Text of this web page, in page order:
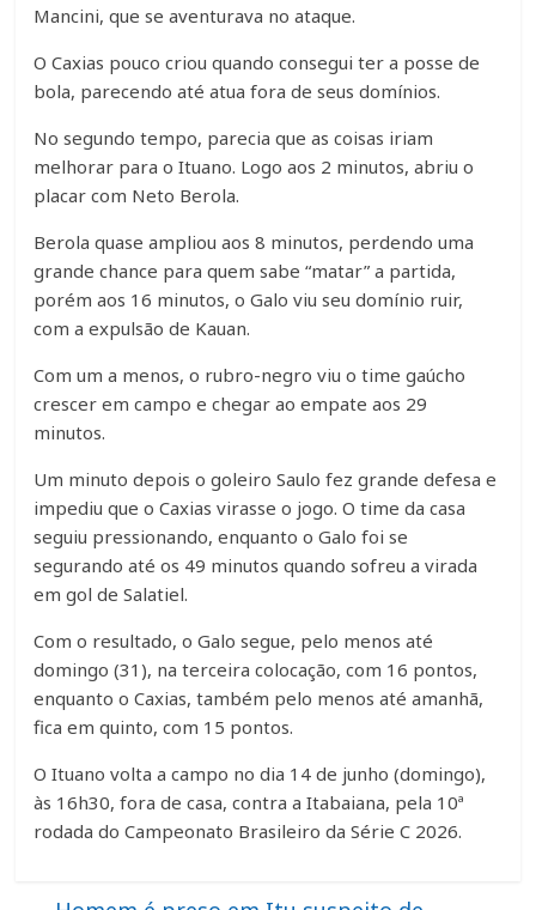
Mancini, que se aventurava no ataque.
O Caxias pouco criou quando consegui ter a posse de
bola, parecendo até atua fora de seus domínios.
No segundo tempo, parecia que as coisas iriam
melhorar para o Ituano. Logo aos 2 minutos, abriu o
placar com Neto Berola.
Berola quase ampliou aos 8 minutos, perdendo uma
grande chance para quem sabe “matar” a partida,
porém aos 16 minutos, o Galo viu seu domínio ruir,
com a expulsão de Kauan.
Com um a menos, o rubro-negro viu o time gaúcho
crescer em campo e chegar ao empate aos 29
minutos.
Um minuto depois o goleiro Saulo fez grande defesa e
impediu que o Caxias virasse o jogo. O time da casa
seguiu pressionando, enquanto o Galo foi se
segurando até os 49 minutos quando sofreu a virada
em gol de Salatiel.
Com o resultado, o Galo segue, pelo menos até
domingo (31), na terceira colocação, com 16 pontos,
enquanto o Caxias, também pelo menos até amanhã,
fica em quinto, com 15 pontos.
O Ituano volta a campo no dia 14 de junho (domingo),
às 16h30, fora de casa, contra a Itabaiana, pela 10ª
rodada do Campeonato Brasileiro da Série C 2026.